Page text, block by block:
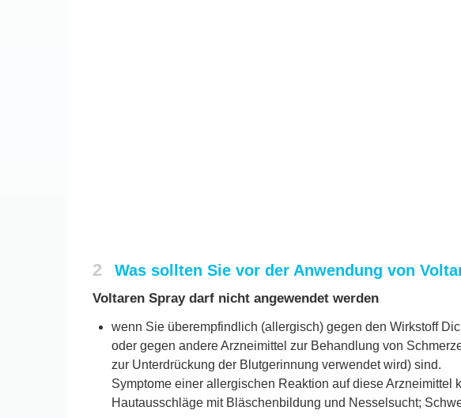
2 Was sollten Sie vor der Anwendung von
Voltaren Spray darf nicht angewendet werden
wenn Sie überempfindlich (allergisch) gegen den Wirkstoff
oder gegen andere Arzneimittel zur Behandlung von
zur Unterdrückung der Blutgerinnung verwendet wird) sind.
Symptome einer allergischen Reaktion auf diese Arzneimittel
Hautausschläge mit Bläschenbildung und Nesselsucht;